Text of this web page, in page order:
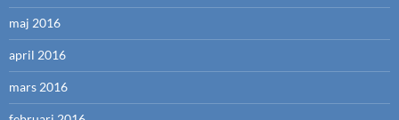
maj 2016
april 2016
mars 2016